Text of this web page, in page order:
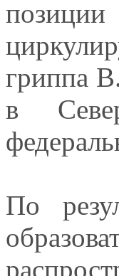
гриппа
в
По